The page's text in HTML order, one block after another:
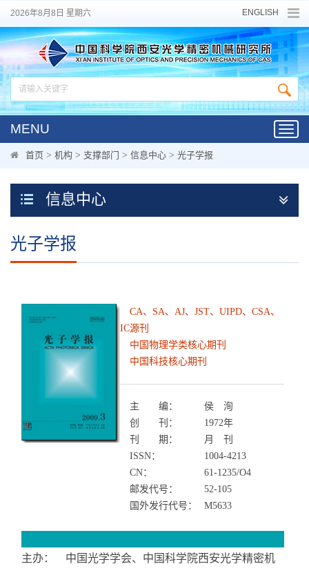
2026年8月8日 星期六 ENGLISH
MENU
首页 > 机构 > 支撑部门 > 信息中心 > 光子学报
信息中心
光子学报
CA、SA、AJ、JST、UIPD、CSA、
IC源刊
中国物理学类核心期刊
中国科技核心期刊
主 编：
侯 洵
创 刊：
1972年
刊 期：
月 刊
ISSN：
1004-4213
CN：
61-1235/O4
邮发代号：
52-105
国外发行代号：
M5633
主办：
中国光学学会、中国科学院西安光学精密机